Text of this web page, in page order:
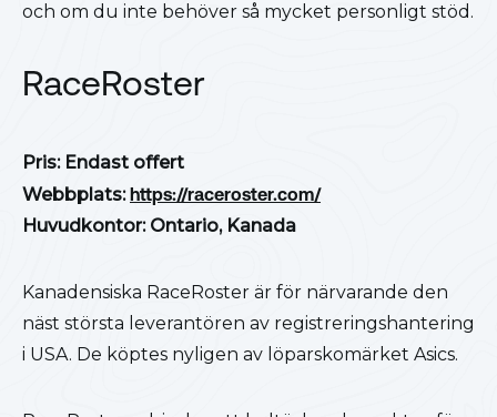
och om du inte behöver så mycket personligt stöd.
RaceRoster
Pris: Endast offert
Webbplats:https://raceroster.com/
Huvudkontor: Ontario, Kanada
Kanadensiska RaceRoster är för närvarande den
näst största leverantören av registreringshantering
i USA. De köptes nyligen av löparskomärket Asics.